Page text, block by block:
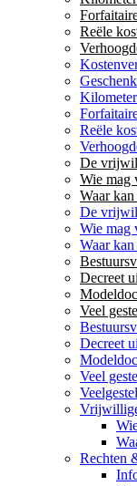
Reële
Reële
De
Wie mag
Waar
De
Wie mag
Waar
Decreet
Veel
Decreet
Veel
Rechten